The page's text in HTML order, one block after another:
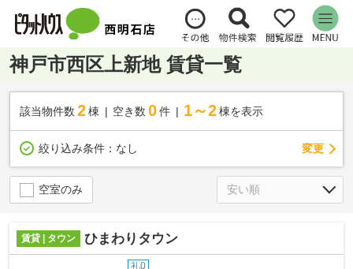
神戸市西区上新地 賃貸一覧
該当物件数 2棟 空き数 0 件 1～2 棟を表示
絞り込み条件： なし 変更
空室のみ
賃貸 | タウン ひまわりタウン
礼0